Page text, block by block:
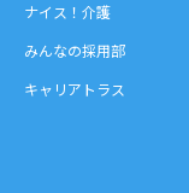
ナイス！介護
みんなの採用部
キャリアトラス